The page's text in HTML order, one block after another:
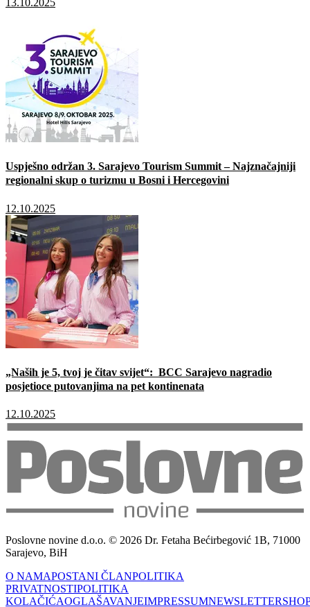
13.10.2025
Uspješno održan 3. Sarajevo Tourism Summit – Najznačajniji
regionalni skup o turizmu u Bosni i Hercegovini
12.10.2025
„Naših je 5, tvoj je čitav svijet“: BCC Sarajevo nagradio
posjetioce putovanjima na pet kontinenata
12.10.2025
Poslovne novine d.o.o. © 2026 Dr. Fetaha Bećirbegović 1B, 71000
Sarajevo, BiH
O NAMAPOSTANI ČLANPOLITIKA
PRIVATNOSTIPOLITIKA
KOLAČIĆAOGLAŠAVANJEIMPRESSUMNEWSLETTER